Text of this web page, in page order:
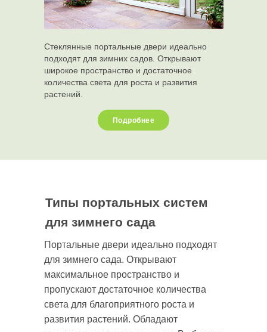
Стеклянные портальные двери идеально
подходят для зимних садов. Открывают
широкое пространство и достаточное
количества света для роста и развития
растений.
Подробнее
Типы портальных систем
для зимнего сада
Портальные двери идеально подходят
для зимнего сада. Открывают
максимальное пространство и
пропускают достаточное количества
света для благоприятного роста и
развития растений. Обладают